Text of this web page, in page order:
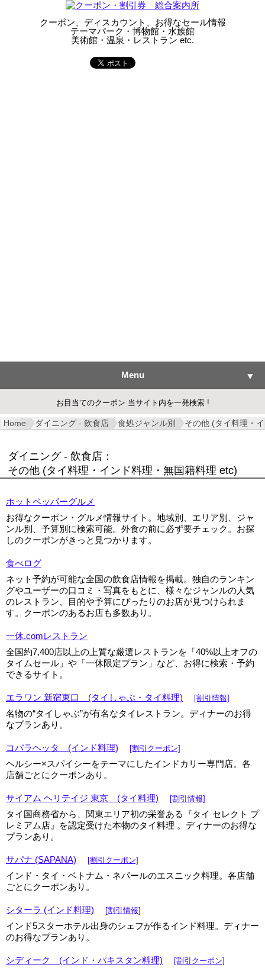
クーポン、ディスカウント、お得なセール情報
テーマパーク・博物館・水族館
美術館・温泉・レストラン etc.
Menu ▼
▼
▼
▼
お目当てのクーポン 当サイト内を一発検索 !
Home ダイニング - 飲食店 食処ジャンル別 その他 (タイ料理・
ダイニング - 飲食店：
その他 (タイ料理・インド料理・無国籍料理 etc)
ホットペッパーグルメ
お得なクーポン・グルメ情報サイト。地域別、エリア別、ジャ
ンル別、予算別に検索可能。外食の前に必ず要チェック。お探
しのクーポンがきっと見つかります。
食べログ
ネット予約が可能な全国の飲食店情報を掲載。独自のランキン
グやユーザーの口コミ・写真をもとに、様々なジャンルの人気
のレストラン、目的や予算にぴったりのお店が見つけられま
す。クーポンのあるお店も多数あり。
一休.comレストラン
全国約7,400店以上の上質な厳選レストランを「40%以上オフの
タイムセール」や「一休限定プラン」など、お得に検索・予約
できるサイト。
エラワン 新宿東口 (タイしゃぶ・タイ料理) [割引情報]
名物の“タイしゃぶ”が有名なタイレストラン。ディナーのお得
なプランあり。
コバラヘッタ (インド料理) [割引クーポン]
ヘルシー×スパイシーをテーマにしたインドカリー専門店。各
店舗ごとにクーポンあり。
サイアム ヘリテイジ 東京 (タイ料理) [割引情報]
タイ国商務省から、関東エリア初の栄誉ある『タイ セレクト プ
レミアム店』を認定受けた本物のタイ料理 。ディナーのお得な
プランあり。
サパナ (SAPANA) [割引クーポン]
インド・タイ・ベトナム・ネパールのエスニック料理。各店舗
ごとにクーポンあり。
シターラ (インド料理) [割引情報]
インド5スターホテル出身のシェフが作るインド料理。ディナー
のお得なプランあり。
シディーク (インド・パキスタン料理) [割引クーポン]